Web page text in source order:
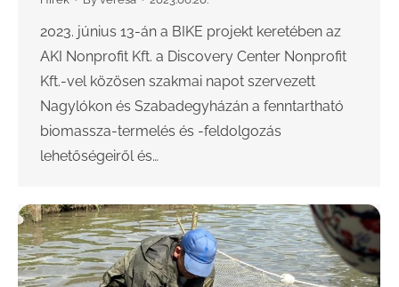
2023. június 13-án a BIKE projekt keretében az
AKI Nonprofit Kft. a Discovery Center Nonprofit
Kft.-vel közösen szakmai napot szervezett
Nagylókon és Szabadegyházán a fenntartható
biomassza-termelés és -feldolgozás
lehetőségeiről és…